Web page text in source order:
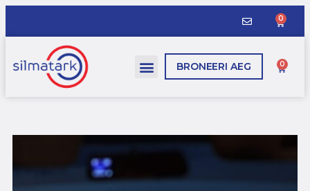
0
BRONEERI AEG 0